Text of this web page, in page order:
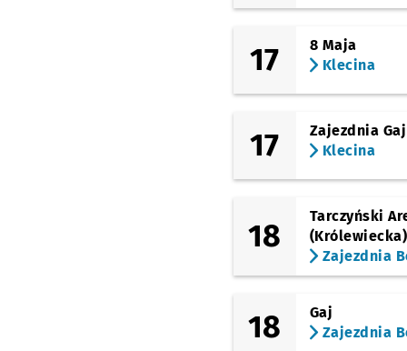
17
8 Maja
Klecina
17
Zajezdnia Gaj
Klecina
18
Tarczyński
(Królewiecka)
Zajezdnia
18
Gaj
Zajezdnia